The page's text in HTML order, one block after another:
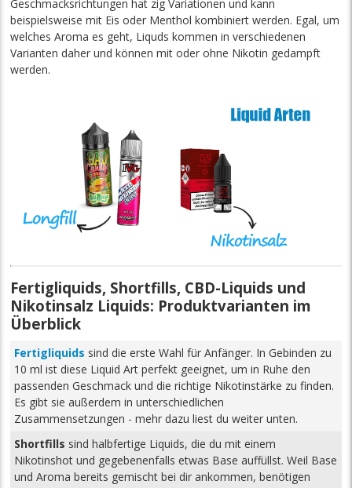
Geschmacksrichtungen hat zig Variationen und kann
beispielsweise mit Eis oder Menthol kombiniert werden. Egal, um
welches Aroma es geht, Liquds kommen in verschiedenen
Varianten daher und können mit oder ohne Nikotin gedampft
werden.
Fertigliquids, Shortfills, CBD-Liquids und
Nikotinsalz Liquids: Produktvarianten im
Überblick
Fertigliquids sind die erste Wahl für Anfänger. In Gebinden zu
10 ml ist diese Liquid Art perfekt geeignet, um in Ruhe den
passenden Geschmack und die richtige Nikotinstärke zu finden.
Es gibt sie außerdem in unterschiedlichen
Zusammensetzungen - mehr dazu liest du weiter unten.
Shortfills sind halbfertige Liquids, die du mit einem
Nikotinshot und gegebenenfalls etwas Base auffüllst. Weil Base
und Aroma bereits gemischt bei dir ankommen, benötigen